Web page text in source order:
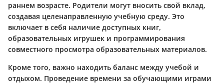
раннем возрасте. Родители могут вносить свой вклад,
создавая целенаправленную учебную среду. Это
включает в себя наличие доступных книг,
образовательных игрушек и программирования
совместного просмотра образовательных материалов.
Кроме того, важно находить баланс между учебой и
отдыхом. Проведение времени за обучающими играми